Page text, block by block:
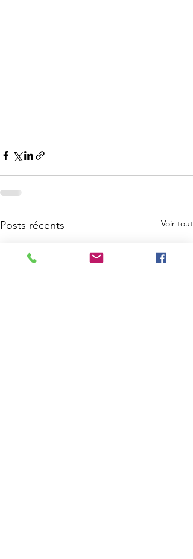
Posts récents Voir tout